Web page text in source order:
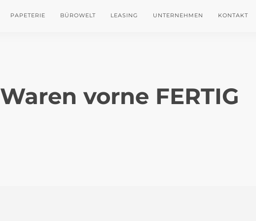
PAPETERIE BÜROWELT LEASING UNTERNEHMEN KONTAKT
Waren vorne FERTIG